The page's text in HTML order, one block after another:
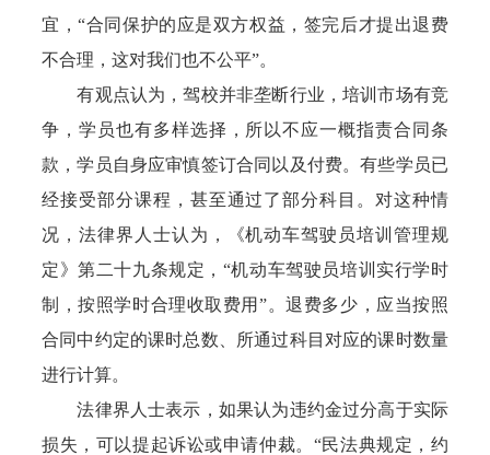
宜，“合同保护的应是双方权益，签完后才提出退费
不合理，这对我们也不公平”。
有观点认为，驾校并非垄断行业，培训市场有竞
争，学员也有多样选择，所以不应一概指责合同条
款，学员自身应审慎签订合同以及付费。有些学员已
经接受部分课程，甚至通过了部分科目。对这种情
况，法律界人士认为，《机动车驾驶员培训管理规
定》第二十九条规定，“机动车驾驶员培训实行学时
制，按照学时合理收取费用”。退费多少，应当按照
合同中约定的课时总数、所通过科目对应的课时数量
进行计算。
法律界人士表示，如果认为违约金过分高于实际
损失，可以提起诉讼或申请仲裁。“民法典规定，约